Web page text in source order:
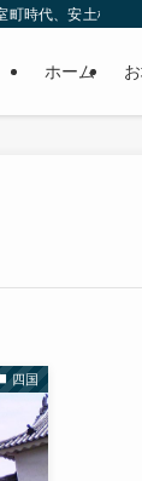
時代、安土桃山
ホーム
四国